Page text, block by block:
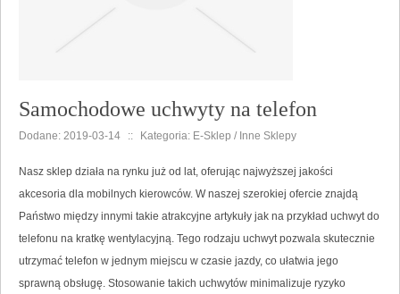
Samochodowe uchwyty na telefon
Dodane: 2019-03-14 :: Kategoria: E-Sklep / Inne Sklepy
Nasz sklep działa na rynku już od lat, oferując najwyższej jakości
akcesoria dla mobilnych kierowców. W naszej szerokiej ofercie znajdą
Państwo między innymi takie atrakcyjne artykuły jak na przykład uchwyt do
telefonu na kratkę wentylacyjną. Tego rodzaju uchwyt pozwala skutecznie
utrzymać telefon w jednym miejscu w czasie jazdy, co ułatwia jego
sprawną obsługę. Stosowanie takich uchwytów minimalizuje ryzyko